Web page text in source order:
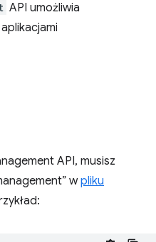
API umożliwia
API, musisz
wpliku